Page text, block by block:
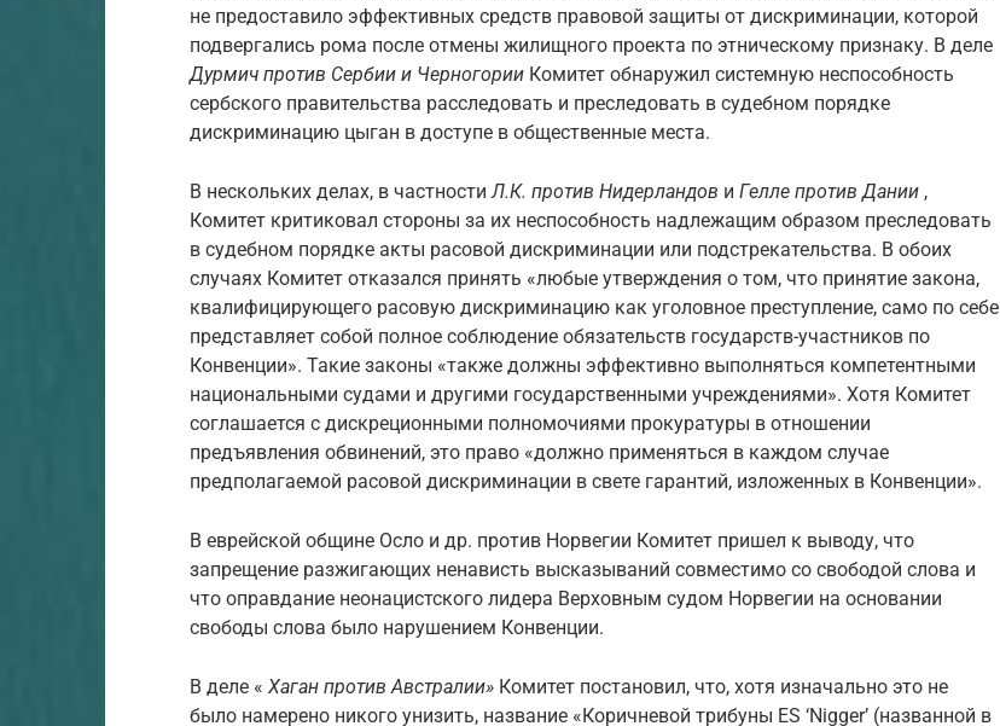
не предоставило эффективных средств правовой защиты от дискриминации, которой
подвергались рома после отмены жилищного проекта по этническому признаку. В деле
Дурмич против Сербии и Черногории Комитет обнаружил системную неспособность
сербского правительства расследовать и преследовать в судебном порядке
дискриминацию цыган в доступе в общественные места.
В нескольких делах, в частности Л.К. против Нидерландов и Гелле против Дании ,
Комитет критиковал стороны за их неспособность надлежащим образом преследовать
в судебном порядке акты расовой дискриминации или подстрекательства. В обоих
случаях Комитет отказался принять «любые утверждения о том, что принятие закона,
квалифицирующего расовую дискриминацию как уголовное преступление, само по себе
представляет собой полное соблюдение обязательств государств-участников по
Конвенции». Такие законы «также должны эффективно выполняться компетентными
национальными судами и другими государственными учреждениями». Хотя Комитет
соглашается с дискреционными полномочиями прокуратуры в отношении
предъявления обвинений, это право «должно применяться в каждом случае
предполагаемой расовой дискриминации в свете гарантий, изложенных в Конвенции».
В еврейской общине Осло и др. против Норвегии Комитет пришел к выводу, что
запрещение разжигающих ненависть высказываний совместимо со свободой слова и
что оправдание неонацистского лидера Верховным судом Норвегии на основании
свободы слова было нарушением Конвенции.
В деле « Хаган против Австралии» Комитет постановил, что, хотя изначально это не
было намерено никого унизить, название «Коричневой трибуны ES ‘Nigger’ (названной в